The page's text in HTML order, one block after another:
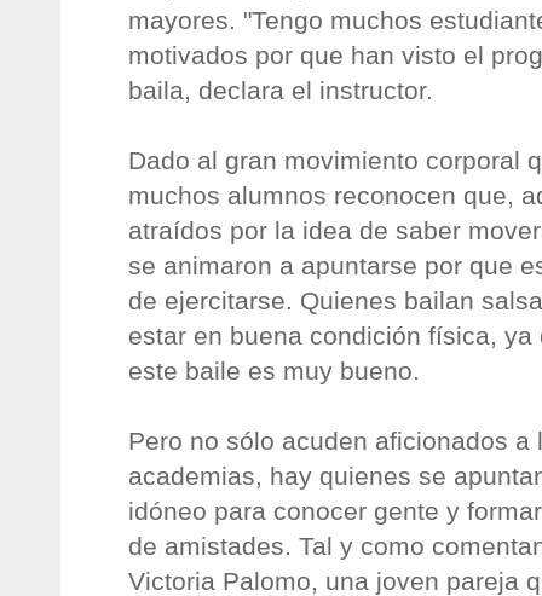
mayores. "Tengo muchos
motivados por que han visto el
baila, declara el instructor.
Dado al gran movimiento corporal
muchos alumnos reconocen que,
atraídos por la idea de saber
se animaron a apuntarse por que
de ejercitarse. Quienes bailan
estar en buena condición física,
este baile es muy bueno.
Pero no sólo acuden aficionados a
academias, hay quienes se
idóneo para conocer gente y
de amistades. Tal y como
Victoria Palomo, una joven pareja